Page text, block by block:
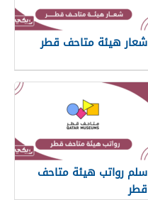
شعار هيئة متاحف قطر
سلم رواتب هيئة متاحف
قطر